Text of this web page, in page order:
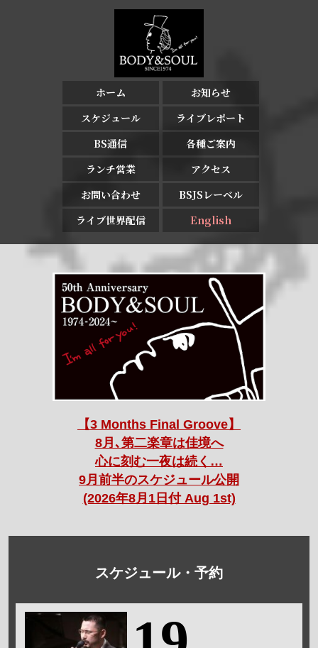
ホーム
お知らせ
スケジュール
ライブレポート
BS通信
各種ご案内
ランチ営業
アクセス
お問い合わせ
BSJSレーベル
ライブ世界配信
English
【3 Months Final Groove】
8月､第二楽章は佳境へ
心に刻む一夜は続く…
9月前半のスケジュール公開
(2026年8月1日付 Aug 1st)
スケジュール・予約